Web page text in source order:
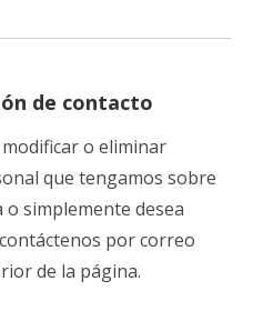
de contacto
o eliminar
que tengamos sobre
simplemente desea
por correo
de la página.